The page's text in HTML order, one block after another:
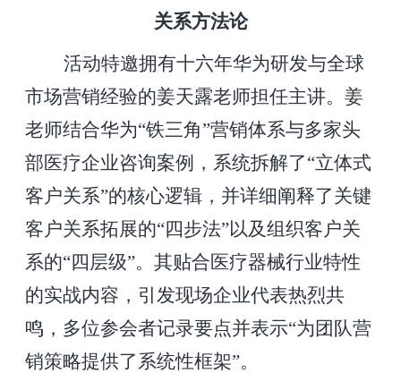
关系方法论
活动特邀拥有十六年华为研发与全球
市场营销经验的姜天露老师担任主讲。姜
老师结合华为“铁三角”营销体系与多家头
部医疗企业咨询案例，系统拆解了“立体式
客户关系”的核心逻辑，并详细阐释了关键
客户关系拓展的“四步法”以及组织客户关
系的“四层级”。其贴合医疗器械行业特性
的实战内容，引发现场企业代表热烈共
鸣，多位参会者记录要点并表示“为团队营
销策略提供了系统性框架”。